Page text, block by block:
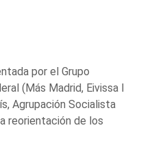
por el Grupo
(Más Madrid, Eivissa I
Agrupación Socialista
reorientación de los